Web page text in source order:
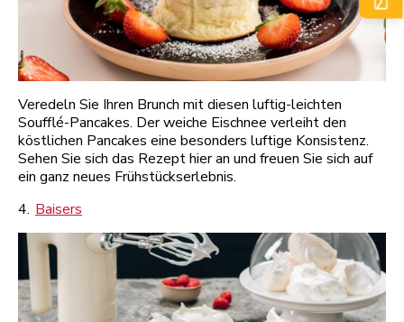
Veredeln Sie Ihren Brunch mit diesen luftig-leichten
Soufflé-Pancakes. Der weiche Eischnee verleiht den
köstlichen Pancakes eine besonders luftige Konsistenz.
Sehen Sie sich das Rezept hier an und freuen Sie sich auf
ein ganz neues Frühstückserlebnis.
4. Baisers